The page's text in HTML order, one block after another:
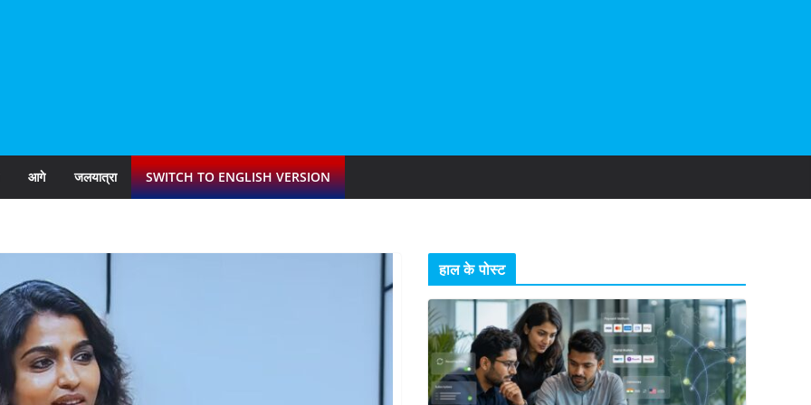
आगे जलयात्रा SWITCH TO ENGLISH VERSION
हाल के पोस्ट